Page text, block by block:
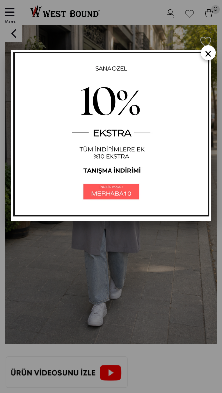
Menu
0
Kadın Fermuarlı Uzun Kap Ceket
×